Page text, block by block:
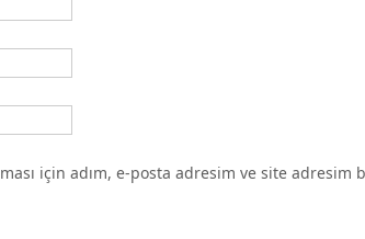
için adım, e-posta adresim ve site adresim